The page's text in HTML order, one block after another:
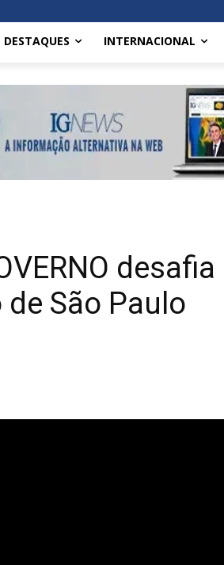
DESTAQUES INTERNACIONAL
desafia
São Paulo